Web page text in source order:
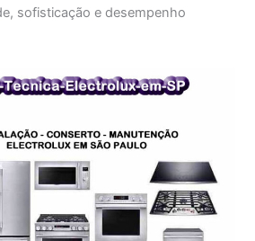
sofisticação e desempenho